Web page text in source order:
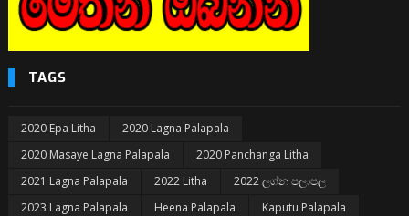
TAGS
2020 Epa Litha
2020 Lagna Palapala
2020 Masaye Lagna Palapala
2020 Panchanga Litha
2021 Lagna Palapala
2022 Litha
2022 ලග්න පලාපල
2023 Lagna Palapala
Heena Palapala
Kaputu Palapala